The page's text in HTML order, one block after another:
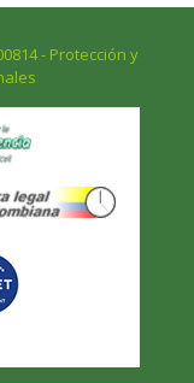
- Protección y